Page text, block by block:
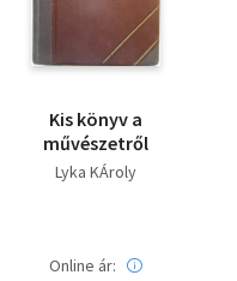
Kis könyv a
művészetről
Lyka KÁroly
Online ár: